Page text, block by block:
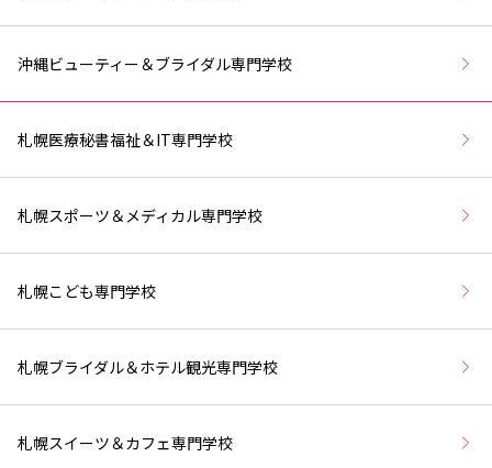
沖縄ビューティー＆ブライダル専門学校
札幌医療秘書福祉＆IT専門学校
札幌スポーツ＆メディカル専門学校
札幌こども専門学校
札幌ブライダル＆ホテル観光専門学校
札幌スイーツ＆カフェ専門学校